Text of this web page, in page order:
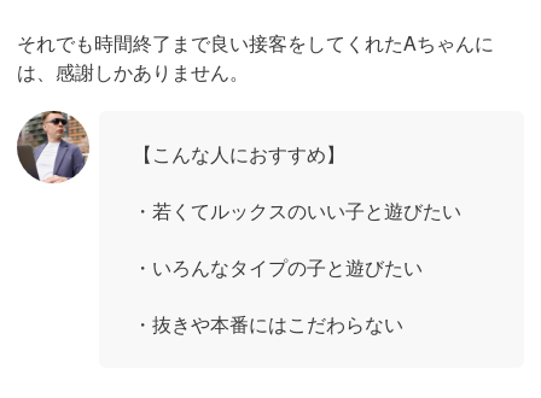
それでも時間終了まで良い接客をしてくれたAちゃんに
は、感謝しかありません。
【こんな人におすすめ】
・若くてルックスのいい子と遊びたい
・いろんなタイプの子と遊びたい
・抜きや本番にはこだわらない